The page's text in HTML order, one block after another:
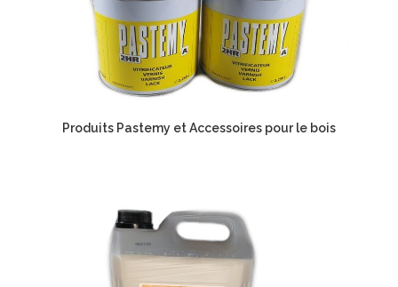
Produits Pastemy et Accessoires pour le bois